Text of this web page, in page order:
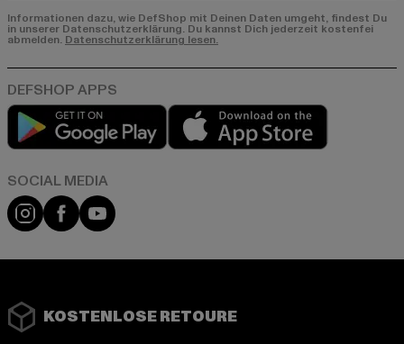
Informationen dazu, wie DefShop mit Deinen Daten umgeht, findest Du
in unserer Datenschutzerklärung. Du kannst Dich jederzeit kostenfei
abmelden.Datenschutzerklärung lesen.
Play market
Instagram
FacebookYouTube
KOSTENLOSE RETOURE